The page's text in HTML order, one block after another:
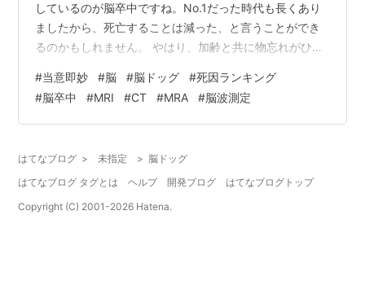
しているのが脳卒中ですね。No.1だった時代も長くあり
ましたから、死亡することは減った、と言うことができ
るのかもしれません。 やはり、加齢と共に物忘れがひど
受けたいですよね。今はそんなに特別高いものでもない
ので。 健康、第一です！！！ 以上 【No376_脳ドッグ】
#当意即妙 #脳 #脳ドッグ #死因ランキング
#脳卒中 #MRI #CT #MRA #脳波測定
はてなブログ > 未指定 > 脳ドッグ
はてなブログ タグとは
ヘルプ 開発ブログ
はてなブログトップ
Copyright (C) 2001-2026 Hatena.